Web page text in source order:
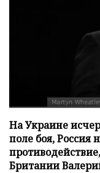
На Украине
поле боя, Россия
Британии